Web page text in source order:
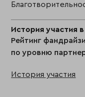
История участия
Рейтинг
по уровню
История участия